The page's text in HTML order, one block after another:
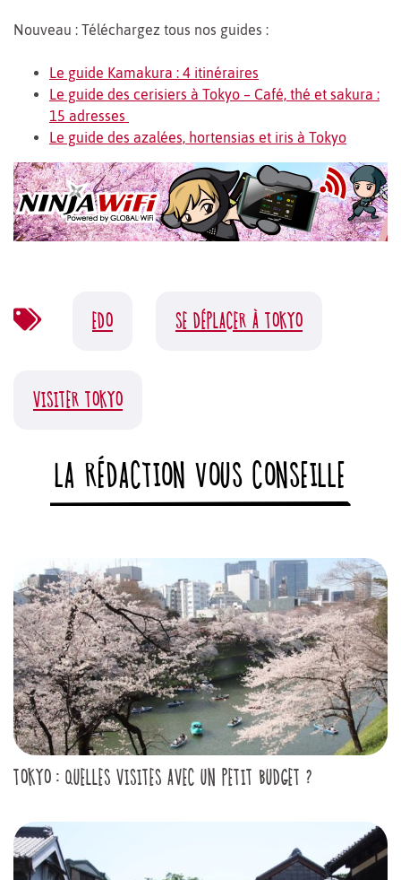
Nouveau : Téléchargez tous nos guides :
Le guide Kamakura : 4 itinéraires
Le guide des cerisiers à Tokyo – Café, thé et sakura :
15 adresses
Le guide des azalées, hortensias et iris à Tokyo
EDO SE DÉPLACER À TOKYO
VISITER TOKYO
LA RÉDACTION VOUS CONSEILLE
TOKYO : QUELLES VISITES AVEC UN PETIT BUDGET ?